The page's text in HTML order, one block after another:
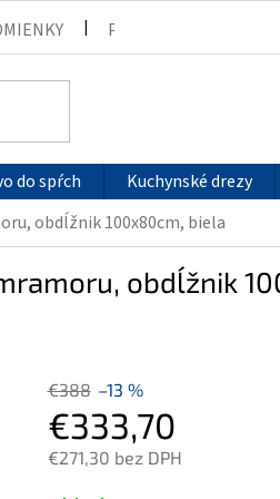
PODMIENKY
do spŕch Kuchynské drezy
obdĺžnik 100x80cm, biela
obdĺžnik
€388 –13 %
€333,70
€271,30 bez DPH